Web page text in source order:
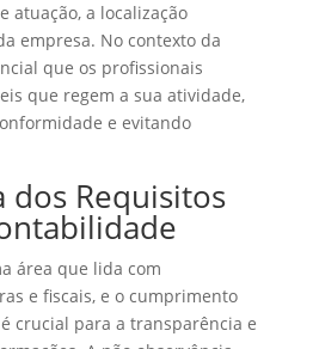
atuação, a localização
empresa. No contexto da
que os profissionais
que regem a sua atividade,
e evitando
dos Requisitos
área que lida com
e fiscais, e o cumprimento
crucial para a transparência e